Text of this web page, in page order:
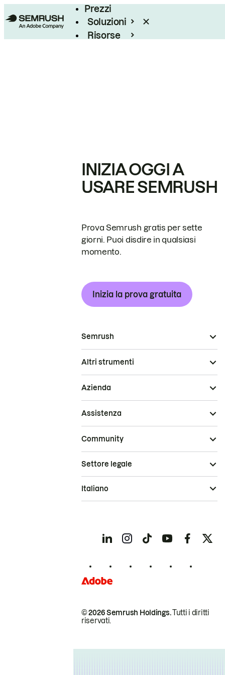
Prezzi
Soluzioni
Risorse
INIZIA OGGI A
USARE SEMRUSH
Prova Semrush gratis per sette
giorni. Puoi disdire in qualsiasi
momento.
Inizia la prova gratuita
Semrush
Altri strumenti
Azienda
Assistenza
Community
© 2026 Semrush Holdings.Tutti i diritti
riservati.
Settore legale
Italiano